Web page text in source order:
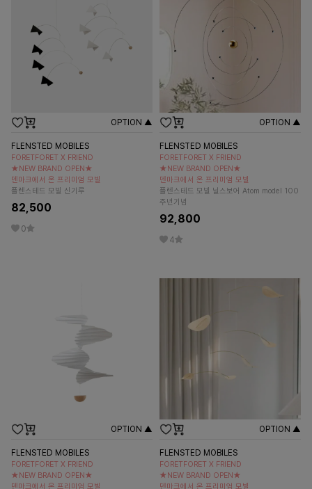
OPTION ▲
FLENSTED MOBILES
FORETFORET X FRIEND
★NEW BRAND OPEN★
덴마크에서 온 프리미엄 모빌
플렌스테드 모빌 신기루
82,500
0
OPTION ▲
FLENSTED MOBILES
FORETFORET X FRIEND
★NEW BRAND OPEN★
덴마크에서 온 프리미엄 모빌
플렌스테드 모빌 닐스보어 Atom model 100
주년기념
92,800
4
OPTION ▲
FLENSTED MOBILES
FORETFORET X FRIEND
★NEW BRAND OPEN★
덴마크에서 온 프리미엄 모빌
OPTION ▲
FLENSTED MOBILES
FORETFORET X FRIEND
★NEW BRAND OPEN★
덴마크에서 온 프리미엄 모빌